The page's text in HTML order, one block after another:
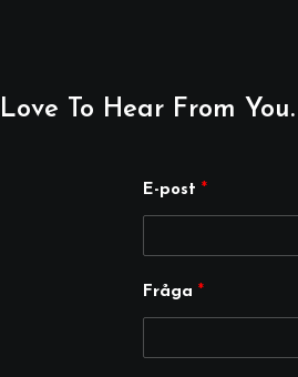
To Hear From You.
E-post *
E
Fråga *